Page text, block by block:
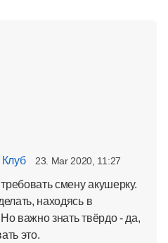
23. Mar 2020, 11:27
смену акушерку.
находясь в
важно знать твёрдо - да,
это.